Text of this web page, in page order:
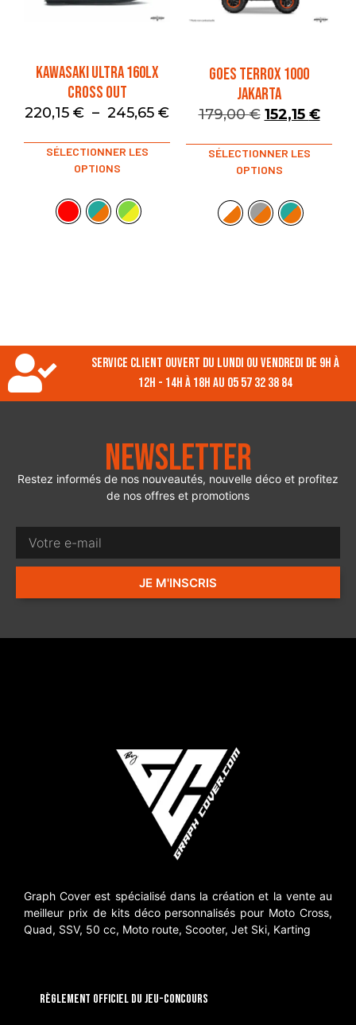
KAWASAKI ULTRA 160LX
CROSS OUT
220,15 € – 245,65 €
SÉLECTIONNER LES
OPTIONS
GOES TERROX 1000
JAKARTA
179,00€ 152,15 €
SÉLECTIONNER LES
OPTIONS
Service client ouvert du lundi ou vendredi de 9h à
12h - 14h à 18h au 05 57 32 38 84
Newsletter
Restez informés de nos nouveautés, nouvelle déco et profitez
de nos offres et promotions
JE M'INSCRIS
Graph Cover est spécialisé dans la création et la vente au
meilleur prix de kits déco personnalisés pour Moto Cross,
Quad, SSV, 50 cc, Moto route, Scooter, Jet Ski, Karting
RÈGLEMENT OFFICIEL DU JEU-CONCOURS